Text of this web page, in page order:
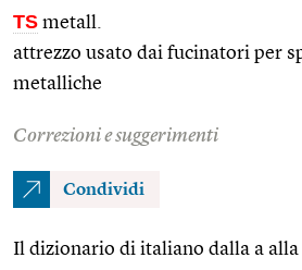
TS metall.
attrezzo usato dai fucinatori per
metalliche
Correzioni e suggerimenti
Condividi
Il dizionario di italiano dalla a alla